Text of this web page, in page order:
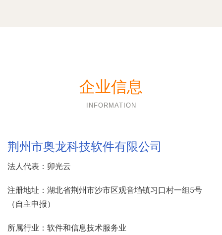
企业信息
INFORMATION
荆州市奥龙科技软件有限公司
法人代表： 卯光云
注册地址： 湖北省荆州市沙市区观音垱镇习口村一组5号
（自主申报）
所属行业： 软件和信息技术服务业